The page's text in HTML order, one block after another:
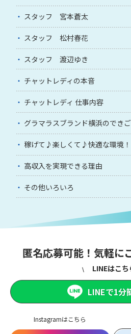
スタッフ 宮本蒼太
スタッフ 松村春花
スタッフ 渡辺ゆき
チャットレディの本音
チャットレディ 仕事内容
グラマラスブランド横浜のでき
稼げて♪楽しくて♪快適な環境！
高収入を実現できる理由
その他いろいろ
匿名応募可能！気軽に
Instagramはこちら
LINEはこち
LINEで1分